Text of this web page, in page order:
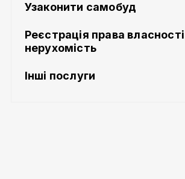
Узаконити самобуд
Реєстрація права
нерухомість
Інші послуги